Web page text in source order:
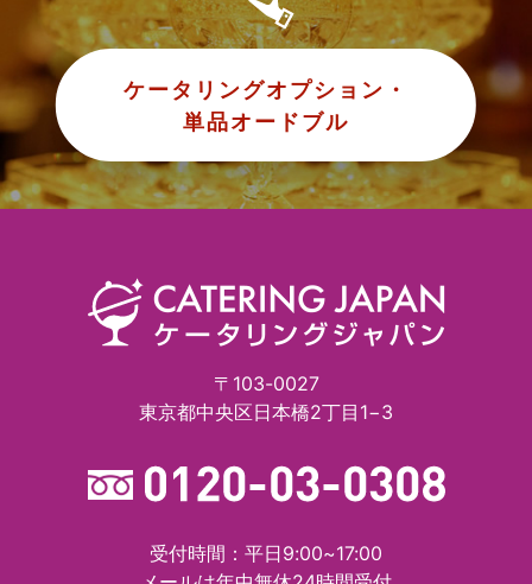
ケータリングオプション・
単品オードブル
〒103-0027
東京都中央区日本橋2丁目1−3
受付時間：平日9:00~17:00